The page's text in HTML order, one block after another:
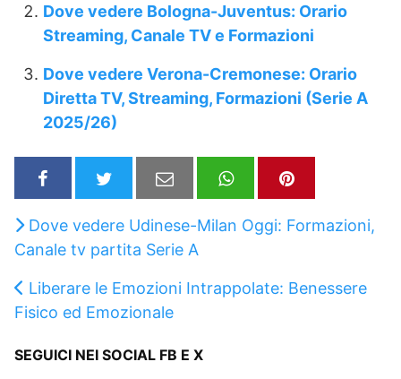
Dove vedere Bologna-Juventus: Orario
Streaming, Canale TV e Formazioni
Dove vedere Verona-Cremonese: Orario
Diretta TV, Streaming, Formazioni (Serie A
2025/26)
Dove vedere Udinese-Milan Oggi: Formazioni,
Canale tv partita Serie A
Liberare le Emozioni Intrappolate: Benessere
Fisico ed Emozionale
SEGUICI NEI SOCIAL FB E X